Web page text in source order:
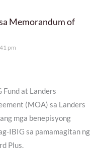
Memorandum of
pm
Fund at Landers
(MOA) sa Landers
mga benepisyong
IBIG sa pamamagitan ng
Plus.